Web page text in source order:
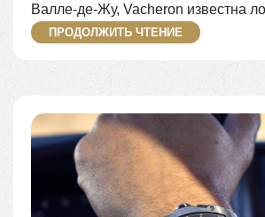
Валле-де-Жу, Vacheron известна
ПРОДОЛЖИТЬ ЧТЕНИЕ